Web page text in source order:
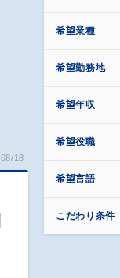
18
希望業種
希望勤務地
希望年収
希望役職
希望言語
こだわり条件